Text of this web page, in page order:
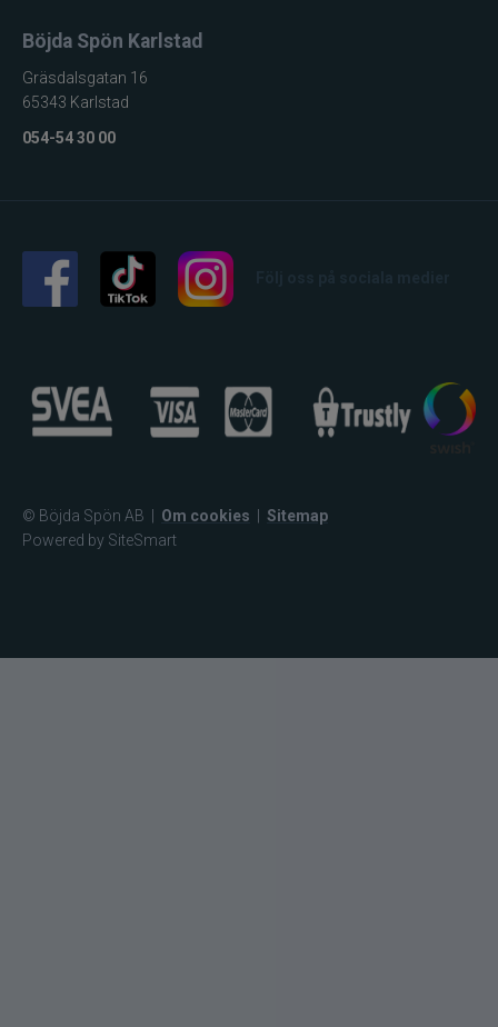
Böjda Spön Karlstad
Gräsdalsgatan 16
65343 Karlstad
054-54 30 00
© Böjda Spön AB Om cookies
Sitemap
Powered by SiteSmart